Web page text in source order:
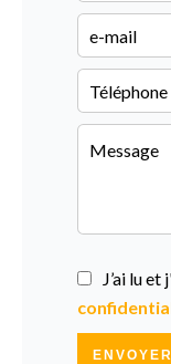
J’ai lu
ENVOYER